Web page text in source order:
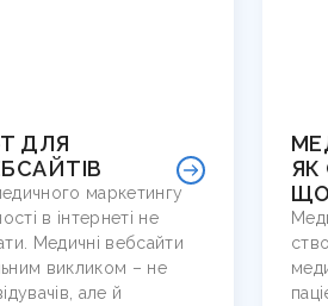
ДЛЯ
маркетингу
в інтернеті не
Медичні вебсайти
викликом – не
але й